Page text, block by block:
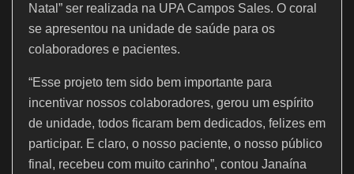
Natal” ser realizada na UPA Campos Sales. O coral
se apresentou na unidade de saúde para os
colaboradores e pacientes.
“Esse projeto tem sido bem importante para
incentivar nossos colaboradores, gerou um espírito
de unidade, todos ficaram bem dedicados, felizes em
participar. E claro, o nosso paciente, o nosso público
final, recebeu com muito carinho”, contou Janaína